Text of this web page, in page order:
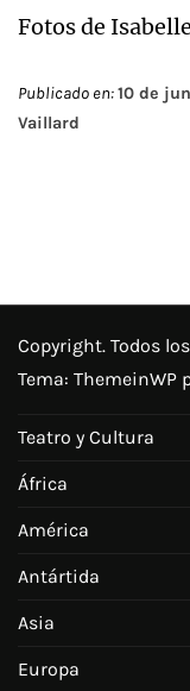
Fotos de
Publicado en:10 de
Vaillard
Copyright. Todos
Tema: ThemeinWP
Teatro y Cultura
África
América
Antártida
Asia
Europa